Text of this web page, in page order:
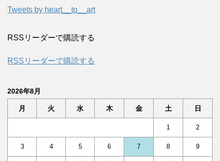
Tweets by heart__to__art
RSSリーダーで購読する
RSSリーダーで購読する
2026年8月
月 火 水 木 金 土 日
1 2
3 4 5 6 7 8 9